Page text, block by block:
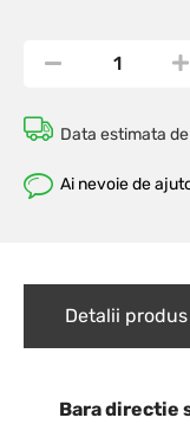
Data estimata
Ai nevoie de
Detalii produs
Bara directie